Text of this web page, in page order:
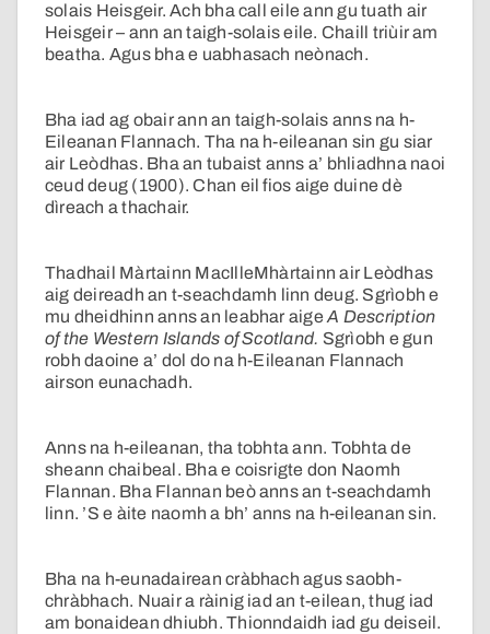
solais Heisgeir. Ach bha call eile ann gu tuath air
Heisgeir – ann an taigh-solais eile. Chaill triùir am
beatha. Agus bha e uabhasach neònach.
Bha iad ag obair ann an taigh-solais anns na h-
Eileanan Flannach. Tha na h-eileanan sin gu siar
air Leòdhas. Bha an tubaist anns a’ bhliadhna naoi
ceud deug (1900). Chan eil fios aige duine dè
dìreach a thachair.
Thadhail Màrtainn MacIlleMhàrtainn air Leòdhas
aig deireadh an t-seachdamh linn deug. Sgrìobh e
mu dheidhinn anns an leabhar aigeA Description
of the Western Islands of Scotland. Sgrìobh e gun
robh daoine a’ dol do na h-Eileanan Flannach
airson eunachadh.
Anns na h-eileanan, tha tobhta ann. Tobhta de
sheann chaibeal. Bha e coisrigte don Naomh
Flannan. Bha Flannan beò anns an t-seachdamh
linn. ’S e àite naomh a bh’ anns na h-eileanan sin.
Bha na h-eunadairean cràbhach agus saobh-
chràbhach. Nuair a ràinig iad an t-eilean, thug iad
am bonaidean dhiubh. Thionndaidh iad gu deiseil.